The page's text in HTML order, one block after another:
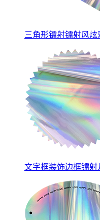
三角形镭射镭射风
文字框装饰边框镭射